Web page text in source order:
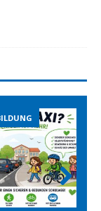
JUGEND/
Nex